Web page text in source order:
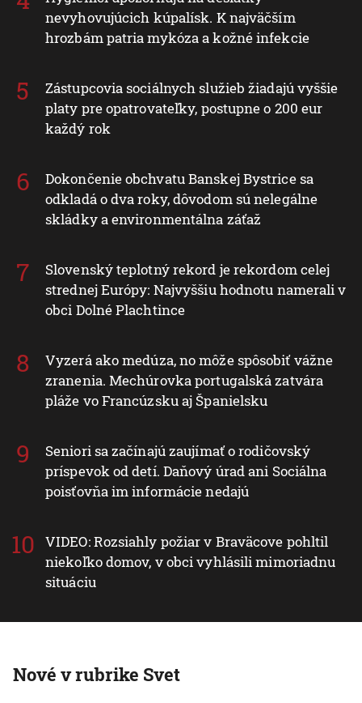
nevyhovujúcich kúpalísk. K najväčším
hrozbám patria mykóza a kožné infekcie
Zástupcovia sociálnych služieb žiadajú vyššie
platy pre opatrovateľky, postupne o 200 eur
každý rok
Dokončenie obchvatu Banskej Bystrice sa
odkladá o dva roky, dôvodom sú nelegálne
skládky a environmentálna záťaž
Slovenský teplotný rekord je rekordom celej
strednej Európy: Najvyššiu hodnotu namerali v
obci Dolné Plachtince
Vyzerá ako medúza, no môže spôsobiť vážne
zranenia. Mechúrovka portugalská zatvára
pláže vo Francúzsku aj Španielsku
Seniori sa začínajú zaujímať o rodičovský
príspevok od detí. Daňový úrad ani Sociálna
poisťovňa im informácie nedajú
VIDEO: Rozsiahly požiar v Braväcove pohltil
niekoľko domov, v obci vyhlásili mimoriadnu
situáciu
Nové v rubrike Svet